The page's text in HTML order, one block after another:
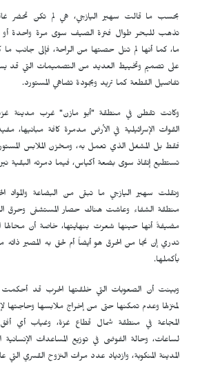
بحسب ما قالت سهير اليازجي، هي لم تكن تحضر
تذهب للبحر طوال فترة الصيف سوى مرة واحدة أو
ما، كما أنها لم تنل حصتها من الراحة، فإلى جانب
على تصميم وتخييط العديد من التصميمات التي قد
تفاصيل القطعة كما تريد وبجودة تضاهي المستورد.
وكانت تقطن في منطقة "أبو مازن" غرب مدينة غزة،
القوات الإسرائيلية في الأرض مدمرة كافة مبانيها،
فقط بل المشغل الذي تعمل به، ومخزن الملابس
تستطيع إنقاذ سوى بضعة أكياس، فيما دمرته البقية
ونقلت سهير اليازجي ما تبقى من البضاعة والمواد
منطقة الشفاء وعاشت هناك حصار المستشفى وحرق
مضيفةً أنها حينها شعرت بنهايتها، خاصة أن محالها
تدري إن نجا من الحرق هو أيضاً أم لحق به المصير
بأكملها.
وبينت أن الصعوبات التي خلقتها الحرب قد أحكمت
لمنزلها وعدم تمكنها حتى من إخراج ملابسها وحاجتها
المجاعة في منطقة شمال قطاع غزة، وغياب أي
لساعات، وحالة الفوضى في توزيع المساعدات
المدينة المنكوبة، وازدياد عدد مرات النزوح القسري التي